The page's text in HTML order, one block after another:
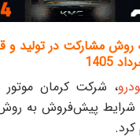
روش مشارکت در تولید و
1405
، شرکت کرمان
شرایط پیش‌فروش به روش
کرد.